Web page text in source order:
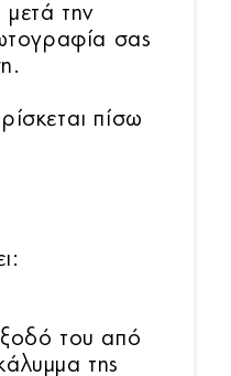
μετά την
σας
πίσω
του από
της